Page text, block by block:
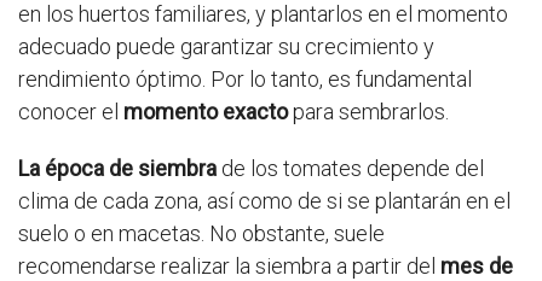
en los huertos familiares, y plantarlos en el momento
adecuado puede garantizar su crecimiento y
rendimiento óptimo. Por lo tanto, es fundamental
conocer el momento exactopara sembrarlos.
La época de siembra de los tomates depende del
clima de cada zona, así como de si se plantarán en el
suelo o en macetas. No obstante, suele
recomendarse realizar la siembra a partir del mes de